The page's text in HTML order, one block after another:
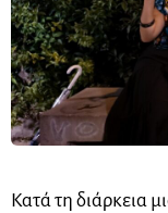
Κατά τη διάρκεια